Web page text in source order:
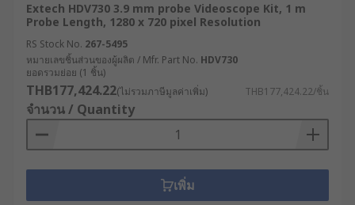
Extech HDV730 3.9 mm probe Videoscope Kit, 1 m
Probe Length, 1280 x 720 pixel Resolution
RS Stock No. 267-5495
หมายเลขชิ้นส่วนของผู้ผลิต / Mfr. Part No. HDV730
ยอดรวมย่อย (1 ชิ้น)
THB177,424.22(ไม่รวมภาษีมูลค่าเพิ่ม) THB177,424.22/ชิ้น
จำนวน / Quantity
เพิ่ม